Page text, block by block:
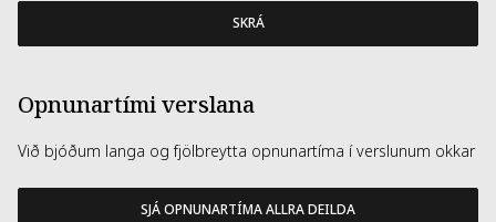
SKRÁ
Opnunartími verslana
Við bjóðum langa og fjölbreytta opnunartíma í verslunum okkar
SJÁ OPNUNARTÍMA ALLRA DEILDA